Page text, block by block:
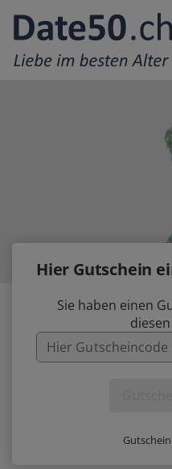
Hier Gutschein
Sie haben einen